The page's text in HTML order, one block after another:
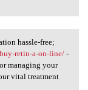
hassle-free;
retin-a-on-line/-
managing your
vital treatment